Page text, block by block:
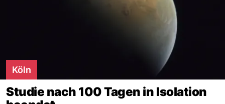
Köln
Studie nach 100 Tagen in Isolation